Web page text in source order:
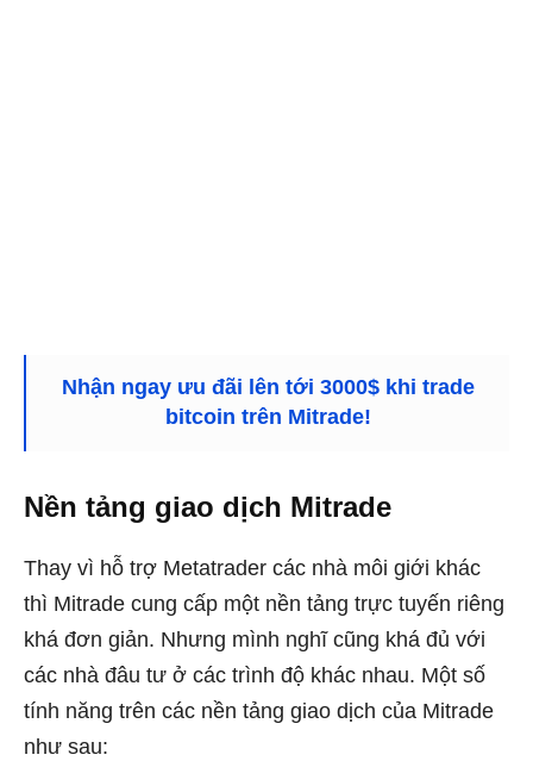
Nhận ngay ưu đãi lên tới 3000$ khi trade
bitcoin trên Mitrade!
Nền tảng giao dịch Mitrade
Thay vì hỗ trợ Metatrader các nhà môi giới khác
thì Mitrade cung cấp một nền tảng trực tuyến riêng
khá đơn giản. Nhưng mình nghĩ cũng khá đủ với
các nhà đâu tư ở các trình độ khác nhau. Một số
tính năng trên các nền tảng giao dịch của Mitrade
như sau: